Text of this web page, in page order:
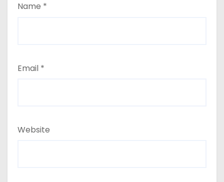
Name *
Email *
Website